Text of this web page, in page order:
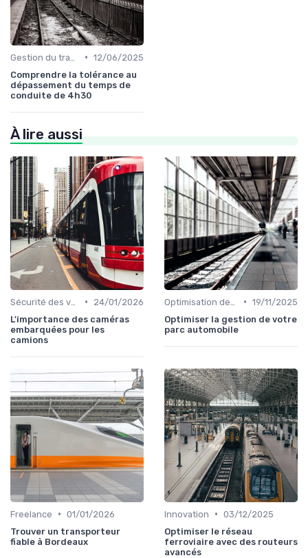
• 12/06/2025
Comprendre la tolérance au
dépassement du temps de
conduite de 4h30
À lire aussi
•
24/01/2026
L'importance des caméras
embarquées pour les
camions
• 19/11/2025
Optimiser la gestion de votre
parc automobile
Freelance • 01/01/2026
Trouver un transporteur
fiable à Bordeaux
Innovation • 03/12/2025
Optimiser le réseau
ferroviaire avec des routeurs
avancés